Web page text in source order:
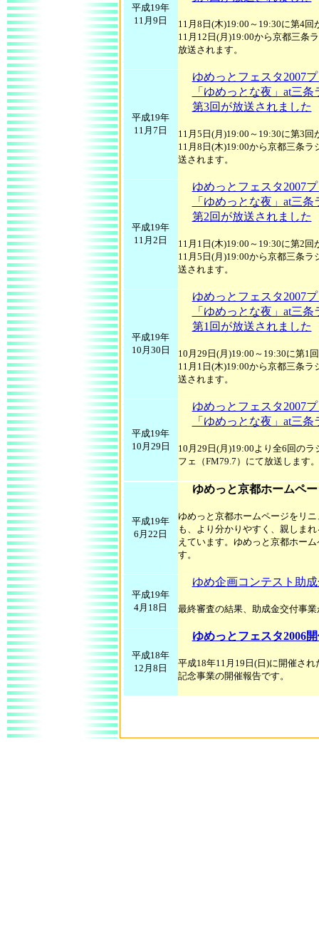
平成19年
11月9日
11月8日(木)19:00～19:30に第4
11月12日(月)19:00から京都三条
放送されます。
平成19年
11月7日
ゆめっとフェスタ2007
「ゆめっとな夜」at三
第3回が放送されました
11月5日(月)19:00～19:30に第3
11月8日(木)19:00から京都三条ラ
送されます。
平成19年
11月2日
ゆめっとフェスタ2007
「ゆめっとな夜」at三
第2回が放送されました
11月1日(木)19:00～19:30に第2
11月5日(月)19:00から京都三条ラ
送されます。
平成19年
10月30日
ゆめっとフェスタ2007
「ゆめっとな夜」at三
第1回が放送されました
10月29日(月)19:00～19:30に第1
11月1日(木)19:00から京都三条ラ
送されます。
平成19年
10月29日
ゆめっとフェスタ2007
「ゆめっとな夜」at三
10月29日(月)19:00より全6回の
フェ（FM79.7）にて放送します
平成19年
6月22日
ゆめっと京都ホームペ
ゆめっと京都ホームページをリ
も、より分かりやすく、親しま
えています。ゆめっと京都ホー
す。
平成19年
4月18日
ゆめ企画コンテスト助
最終審査の結果、助成金交付事
平成18年
12月8日
ゆめっとフェスタ2006
平成18年11月19日(日)に開催さ
記念事業の開催報告です。